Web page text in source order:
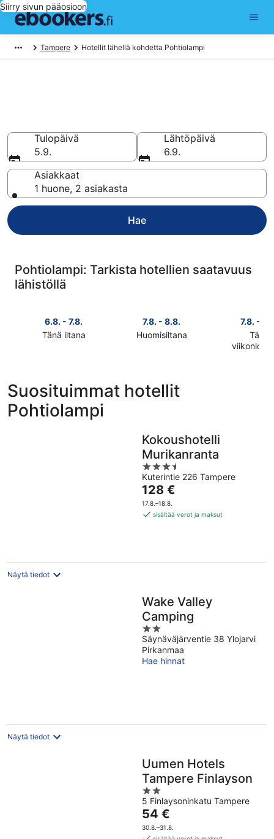
Siirry sivun pääosioon
Tampere Hotellit lähellä kohdetta Pohtiolampi
Tulopäivä
5.9.
Lähtöpäivä
6.9.
Asiakkaat
1 huone, 2 asiakasta
Hae
Pohtiolampi: Tarkista hotellien saatavuus
lähistöllä
6.8. - 7.8.
Tänä iltana
kohdetta
Pohtiolampi
täksi
illaksi
7.8. - 8.8.
Huomisiltana
kohdetta
Pohtiolampi
8.8.
7.8. -
Tänä
9.8.
Suosituimmat hotellit
Pohtiolampi
Kokoushotelli
Murikanranta
3.5
out
of
5
Kuterintie 226 Tampere
Hinta
on
128 €
128 €
17.8.–18.8.
sisältää verot ja maksut
Näytä tiedot
Wake Valley
Camping
2
out
of
5
Säynäväjärventie 38 Ylojarvi
Pirkanmaa
Hae hinnat
Näytä tiedot
Uumen Hotels
Tampere Finlayson
2
out
of
5
5 Finlaysoninkatu Tampere
Hinta
on
54 €
54 €
30.8.–31.8.